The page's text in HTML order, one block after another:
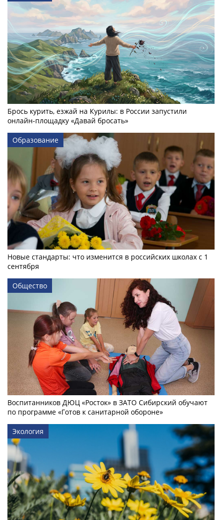
Брось курить, езжай на Курилы: в России запустили
онлайн-­площадку «Давай бросать»
Образование
Новые стандарты: что изменится в российских школах с 1
сентября
Общество
Воспитанников ДЮЦ «Росток» в ЗАТО Сибирский обучают
по программе «Готов к санитарной обороне»
Экология